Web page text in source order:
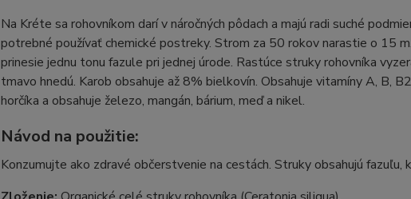
Na Kréte sa rohovníkom darí v náročných pôdach a majú radi suché
potrebné používať chemické postreky. Strom za 50 rokov narastie o 15
prinesie jednu tonu fazule pri jednej úrode. Rastúce struky rohovníka
tmavo hnedú. Karob obsahuje až 8% bielkovín. Obsahuje vitamíny A, B,
horčíka a obsahuje železo, mangán, bárium, meď a nikel.
Návod na použitie:
Konzumujte ako zdravé občerstvenie na cestách. Struky obsahujú fazuľu,